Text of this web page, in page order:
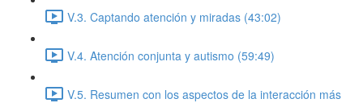
V.3. Captando atención y miradas (43:02)
V.4. Atención conjunta y autismo (59:49)
V.5. Resumen con los aspectos de la interacción más